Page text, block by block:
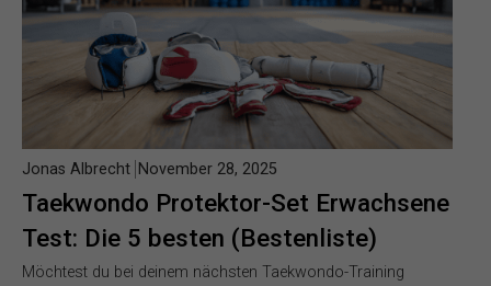
Taekwondo Protektor-Set Erwachsene
Test: Die 5 besten (Bestenliste)
Jonas Albrecht November 28, 2025
Möchtest du bei deinem nächsten Taekwondo-Training